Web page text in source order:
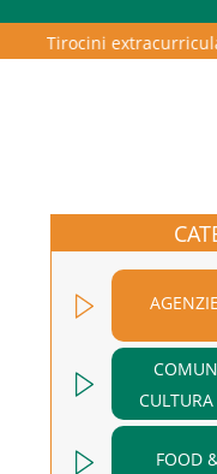
Tirocini extracurriculari
FOOD